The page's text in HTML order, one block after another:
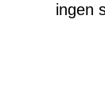
ingen